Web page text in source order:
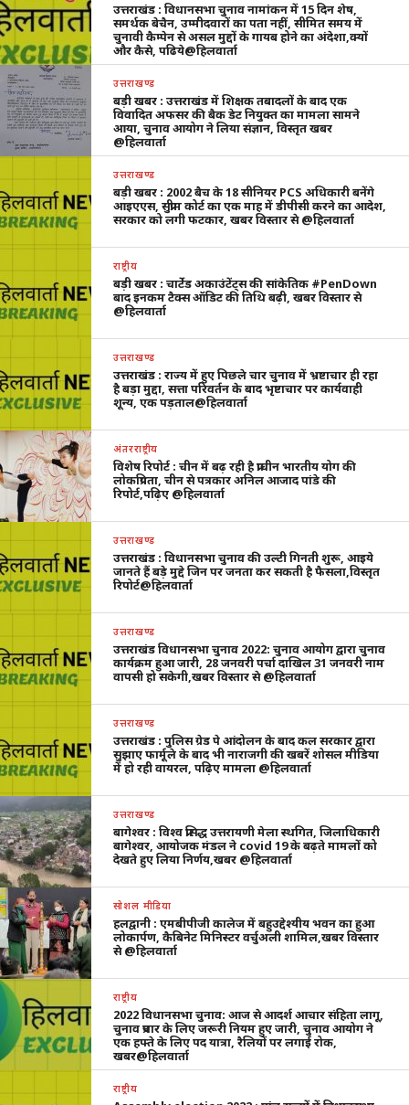
उत्तराखंड : विधानसभा चुनाव नामांकन में 15 दिन शेष,
समर्थक बेचैन, उम्मीदवारों का पता नहीं, सीमित समय में
चुनावी कैम्पेन से असल मुद्दों के गायब होने का अंदेशा,क्यों
और कैसे, पढिये@हिलवार्ता
उत्तराखण्ड
बड़ी खबर : उत्तराखंड में शिक्षक तबादलों के बाद एक
विवादित अफसर की बैक डेट नियुक्त का मामला सामने
आया, चुनाव आयोग ने लिया संज्ञान, विस्तृत खबर
@हिलवार्ता
उत्तराखण्ड
बड़ी खबर : 2002 बैच के 18 सीनियर PCS अधिकारी बनेंगे
आइएएस, सुप्रीम कोर्ट का एक माह में डीपीसी करने का आदेश,
सरकार को लगी फटकार, खबर विस्तार से @हिलवार्ता
राष्ट्रीय
बड़ी खबर : चार्टेड अकाउंटेंट्स की सांकेतिक #PenDown
बाद इनकम टैक्स ऑडिट की तिथि बढ़ी, खबर विस्तार से
@हिलवार्ता
उत्तराखण्ड
उत्तराखंड : राज्य में हुए पिछले चार चुनाव में भ्रष्टाचार ही रहा
है बड़ा मुद्दा, सत्ता परिवर्तन के बाद भृष्टाचार पर कार्यवाही
शून्य, एक पड़ताल@हिलवार्ता
अंतरराष्ट्रीय
विशेष रिपोर्ट : चीन में बढ़ रही है प्राचीन भारतीय योग की
लोकप्रियता, चीन से पत्रकार अनिल आजाद पांडे की
रिपोर्ट,पढ़िए @हिलवार्ता
उत्तराखण्ड
उत्तराखंड : विधानसभा चुनाव की उल्टी गिनती शुरू, आइये
जानते हैं बड़े मुद्दे जिन पर जनता कर सकती है फैसला,विस्तृत
रिपोर्ट@हिलवार्ता
उत्तराखण्ड
उत्तराखंड विधानसभा चुनाव 2022: चुनाव आयोग द्वारा चुनाव
कार्यक्रम हुआ जारी, 28 जनवरी पर्चा दाखिल 31 जनवरी नाम
वापसी हो सकेगी,खबर विस्तार से @हिलवार्ता
उत्तराखण्ड
उत्तराखंड : पुलिस ग्रेड पे आंदोलन के बाद कल सरकार द्वारा
सुझाए फार्मूले के बाद भी नाराजगी की खबरें शोसल मीडिया
में हो रही वायरल, पढ़िए मामला @हिलवार्ता
उत्तराखण्ड
बागेश्वर : विश्व प्रसिद्ध उत्तरायणी मेला स्थगित, जिलाधिकारी
बागेश्वर, आयोजक मंडल ने covid 19 के बढ़ते मामलों को
देखते हुए लिया निर्णय,खबर @हिलवार्ता
सोशल मीडिया
हलद्वानी : एमबीपीजी कालेज में बहुउद्देश्यीय भवन का हुआ
लोकार्पण, कैबिनेट मिनिस्टर वर्चुअली शामिल,खबर विस्तार
से @हिलवार्ता
राष्ट्रीय
2022 विधानसभा चुनाव: आज से आदर्श आचार संहिता लागू,
चुनाव प्रचार के लिए जरूरी नियम हुए जारी, चुनाव आयोग ने
एक हफ्ते के लिए पद यात्रा, रैलियों पर लगाई रोक,
खबर@हिलवार्ता
राष्ट्रीय